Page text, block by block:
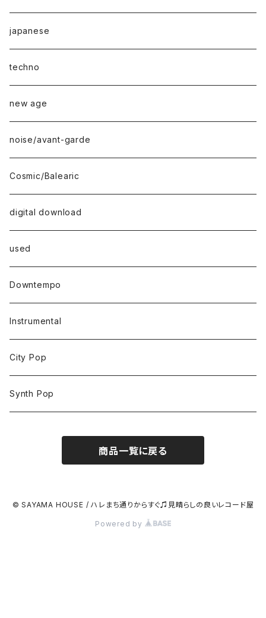
japanese
techno
new age
noise/avant-garde
Cosmic/Balearic
digital download
used
Downtempo
Instrumental
City Pop
Synth Pop
商品一覧に戻る
© SAYAMA HOUSE / ハレまち通りからすぐ♫見晴らしの良いレコード屋
Powered by